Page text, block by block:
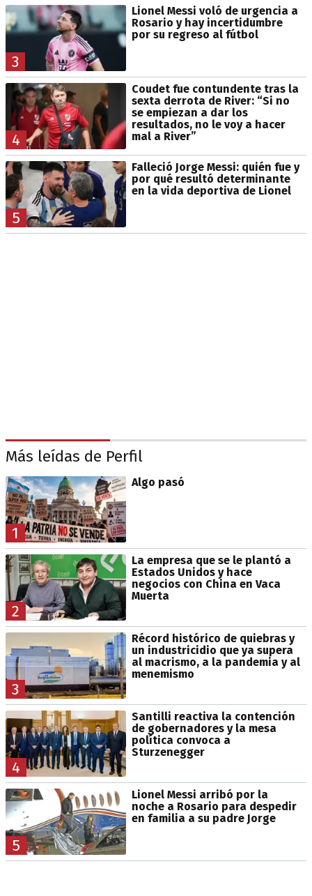
3
Lionel Messi voló de urgencia a
Rosario y hay incertidumbre
por su regreso al fútbol
4
Coudet fue contundente tras la
sexta derrota de River: “Si no
se empiezan a dar los
resultados, no le voy a hacer
mal a River”
5
Falleció Jorge Messi: quién fue y
por qué resultó determinante
en la vida deportiva de Lionel
Más leídas de Perfil
1
Algo pasó
2
La empresa que se le plantó a
Estados Unidos y hace
negocios con China en Vaca
Muerta
3
Récord histórico de quiebras y
un industricidio que ya supera
al macrismo, a la pandemia y al
menemismo
4
Santilli reactiva la contención
de gobernadores y la mesa
política convoca a
Sturzenegger
5
Lionel Messi arribó por la
noche a Rosario para despedir
en familia a su padre Jorge